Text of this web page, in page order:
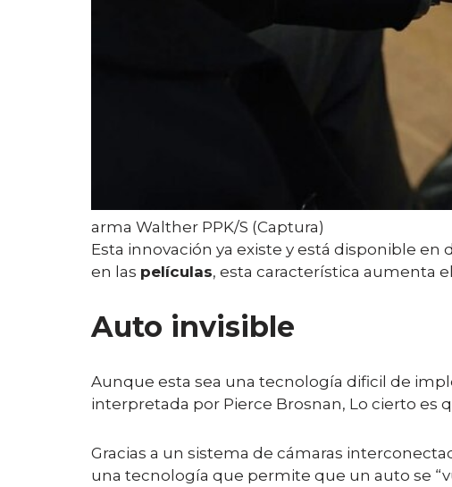
arma Walther PPK/S (Captura)
Esta innovación ya existe y está disponible
en las películas, esta característica aumenta
Auto invisible
Aunque esta sea una tecnología dificil de
interpretada por Pierce Brosnan, Lo cierto es
Gracias a un sistema de cámaras
una tecnología que permite que un auto se